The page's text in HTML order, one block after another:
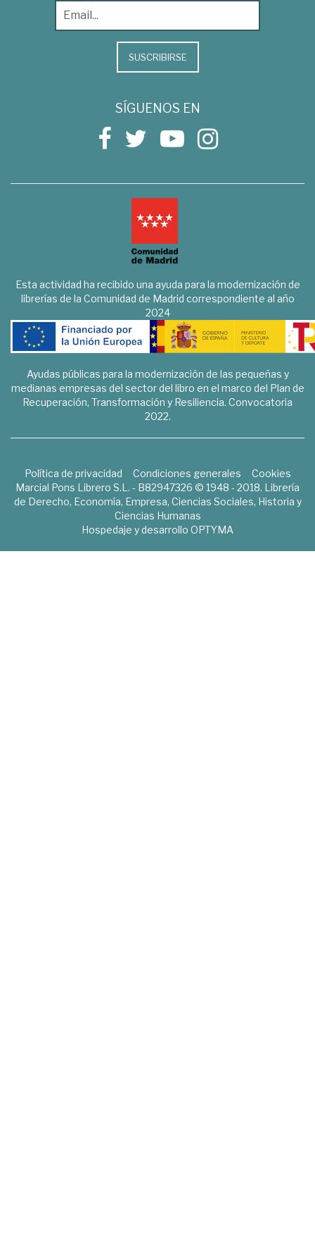
SUSCRIBIRSE
SÍGUENOS EN
Esta actividad ha recibido una ayuda para la modernización de
librerías de la Comunidad de Madrid correspondiente al año
2024
Ayudas públicas para la modernización de las pequeñas y
medianas empresas del sector del libro en el marco del Plan de
Recuperación, Transformación y Resiliencia. Convocatoria
2022.
Política de privacidad Condiciones generales
Cookies
Marcial Pons Librero S.L. - B82947326 © 1948 - 2018. Librería
de Derecho, Economía, Empresa, Ciencias Sociales, Historia y
Ciencias Humanas
Hospedaje y desarrollo OPTYMA